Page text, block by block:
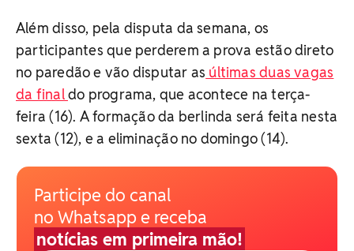
Além disso, pela disputa da semana, os
participantes que perderem a prova estão direto
no paredão e vão disputar as últimas duas vagas
da finaldo programa, que acontece na terça-
feira (16). A formação da berlinda será feita nesta
sexta (12), e a eliminação no domingo (14).
Participe do canal
no Whatsapp e receba
notícias em primeira mão!